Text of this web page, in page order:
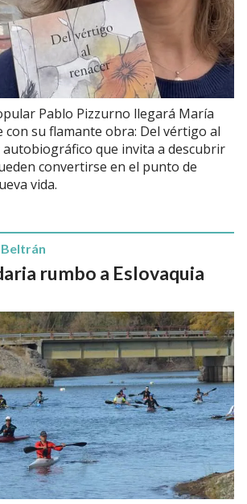
Pablo Pizzurno llegará María
con su flamante obra: Del vértigo al
que invita a descubrir
convertirse en el punto de
vida.
rumbo a Eslovaquia
Beltrán